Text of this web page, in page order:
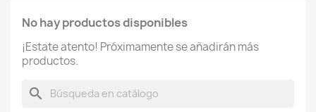
No hay productos disponibles
¡Estate atento! Próximamente se añadirán más
productos.
search